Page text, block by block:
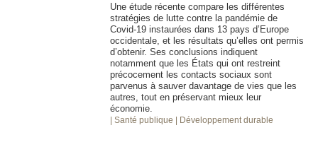
Une étude récente compare les différentes
stratégies de lutte contre la pandémie de
Covid-19 instaurées dans 13 pays d’Europe
occidentale, et les résultats qu’elles ont permis
d’obtenir. Ses conclusions indiquent
notamment que les États qui ont restreint
précocement les contacts sociaux sont
parvenus à sauver davantage de vies que les
autres, tout en préservant mieux leur
économie.
| Santé publique | Développement durable